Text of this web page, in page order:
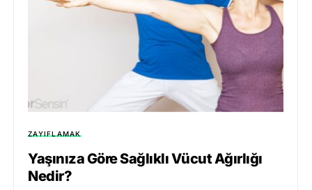
ZAYIFLAMAK
Yaşınıza Göre Sağlıklı Vücut Ağırlığı
Nedir?